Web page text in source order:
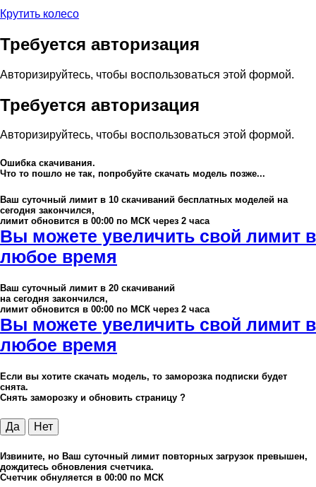
Крутить колесо
Требуется авторизация
Авторизируйтесь, чтобы воспользоваться этой формой.
Требуется авторизация
Авторизируйтесь, чтобы воспользоваться этой формой.
Ошибка скачивания.
Что то пошло не так, попробуйте скачать модель позже...
Ваш суточный лимит в 10 скачиваний бесплатных моделей на
сегодня закончился,
лимит обновится в 00:00 по МСК через 2 часа
Вы можете увеличить свой лимит в
любое время
Ваш суточный лимит в 20 скачиваний
на сегодня закончился,
лимит обновится в 00:00 по МСК через 2 часа
Вы можете увеличить свой лимит в
любое время
Если вы хотите скачать модель, то заморозка подписки будет
снята.
Снять заморозку и обновить страницу ?
Да Нет
Извините, но Ваш суточный лимит повторных загрузок превышен,
дождитесь обновления счетчика.
Счетчик обнуляется в 00:00 по МСК